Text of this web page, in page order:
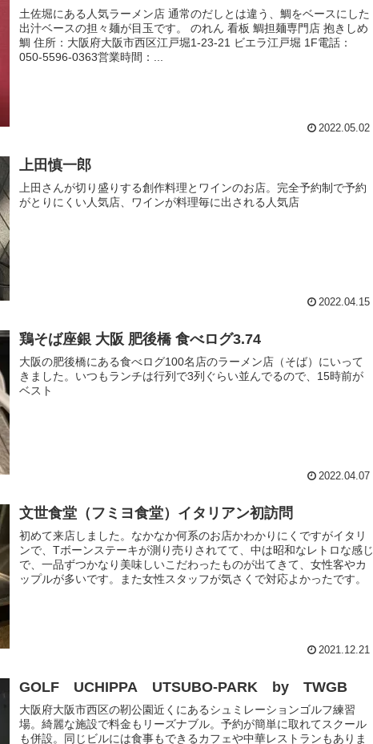
土佐堀にある人気ラーメン店 通常のだしとは違う、鯛をベースにした
出汁ベースの担々麺が目玉です。 のれん 看板 鯛担麺専門店 抱きしめ
鯛 住所：大阪府大阪市西区江戸堀1-23-21 ビエラ江戸堀 1F電話：
050-5596-0363営業時間：...
2022.05.02
上田慎一郎
上田さんが切り盛りする創作料理とワインのお店。完全予約制で予約
がとりにくい人気店、ワインが料理毎に出される人気店
2022.04.15
鶏そば座銀 大阪 肥後橋 食べログ3.74
大阪の肥後橋にある食べログ100名店のラーメン店（そば）にいって
きました。いつもランチは行列で3列ぐらい並んでるので、15時前が
ベスト
2022.04.07
文世食堂（フミヨ食堂）イタリアン初訪問
初めて来店しました。なかなか何系のお店かわかりにくですがイタリ
ンで、Tボーンステーキが測り売りされてて、中は昭和なレトロな感じ
で、一品ずつかなり美味しいこだわったものが出てきて、女性客やカ
ップルが多いです。また女性スタッフが気さくで対応よかったです。
2021.12.21
GOLF UCHIPPA UTSUBO-PARK by TWGB
大阪府大阪市西区の靭公園近くにあるシュミレーションゴルフ練習
場。綺麗な施設で料金もリーズナブル。予約が簡単に取れてスクール
も併設。同じビルには食事もできるカフェや中華レストランもありま